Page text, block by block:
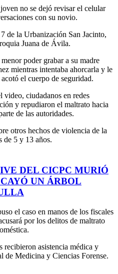
no se dejó revisar el celular
con su novio.
de la Urbanización San Jacinto,
Juana de Ávila.
poder grabar a su madre
mientras intentaba ahorcarla y le
el cuerpo de seguridad.
video, ciudadanos en redes
y repudiaron el maltrato hacia
de las autoridades.
otros hechos de violencia de la
de 5 y 13 años.
DEL CICPC MURIÓ
UN ÁRBOL
el caso en manos de los fiscales
por los delitos de maltrato
recibieron asistencia médica y
de Medicina y Ciencias Forense.